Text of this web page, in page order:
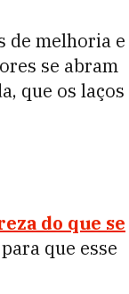
de melhoria e
se abram
que os laços
do que se
que esse